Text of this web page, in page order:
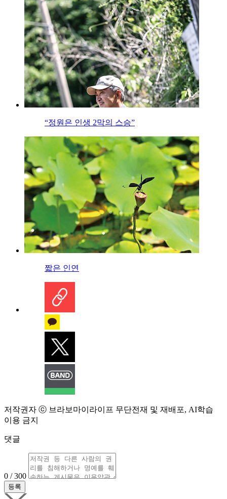
“정원은 인생 2막의 스승”
짧은 인연
저작권자 ⓒ 브라보마이라이프 무단전재 및 재배포, AI학습
이용 금지
댓글
0 / 300